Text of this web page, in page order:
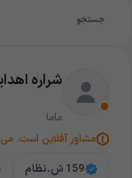
شراره
ماما
مشاور آفلاین است.
159 ش.نظام